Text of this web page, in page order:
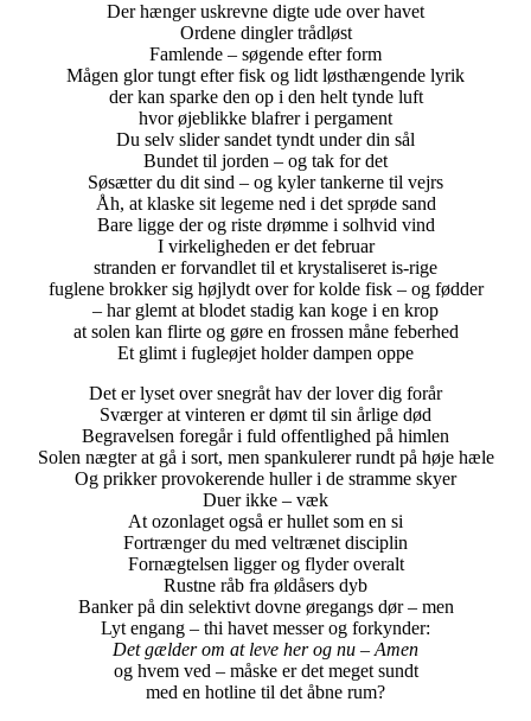
Der hænger uskrevne digte ude over havet
Ordene dingler trådløst
Famlende – søgende efter form
Mågen glor tungt efter fisk og lidt løsthængende lyrik
der kan sparke den op i den helt tynde luft
hvor øjeblikke blafrer i pergament
Du selv slider sandet tyndt under din sål
Bundet til jorden – og tak for det
Søsætter du dit sind – og kyler tankerne til vejrs
Åh, at klaske sit legeme ned i det sprøde sand
Bare ligge der og riste drømme i solhvid vind
I virkeligheden er det februar
stranden er forvandlet til et krystaliseret is-rige
fuglene brokker sig højlydt over for kolde fisk – og fødder
– har glemt at blodet stadig kan koge i en krop
at solen kan flirte og gøre en frossen måne feberhed
Et glimt i fugleøjet holder dampen oppe
Det er lyset over snegråt hav der lover dig forår
Sværger at vinteren er dømt til sin årlige død
Begravelsen foregår i fuld offentlighed på himlen
Solen nægter at gå i sort, men spankulerer rundt på høje hæle
Og prikker provokerende huller i de stramme skyer
Duer ikke – væk
At ozonlaget også er hullet som en si
Fortrænger du med veltrænet disciplin
Fornægtelsen ligger og flyder overalt
Rustne råb fra øldåsers dyb
Banker på din selektivt dovne øregangs dør – men
Lyt engang – thi havet messer og forkynder:
Det gælder om at leve her og nu – Amen
og hvem ved – måske er det meget sundt
med en hotline til det åbne rum?